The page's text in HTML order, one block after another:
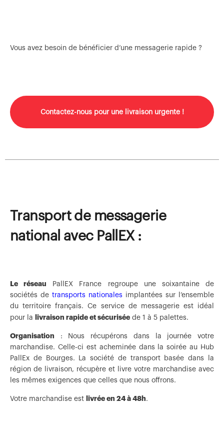
Vous avez besoin de bénéficier d’une messagerie rapide ?
Contactez-nous pour une livraison urgente !
Transport de messagerie
national avec PallEX :
Le réseau PallEX France regroupe une soixantaine de
sociétés de transports nationales implantées sur l’ensemble
du territoire français. Ce service de messagerie est idéal
pour la
livraison rapide et sécurisée de 1 à 5 palettes.
Organisation : Nous récupérons dans la journée votre
marchandise. Celle-ci est acheminée dans la soirée au Hub
PallEx de Bourges. La société de transport basée dans la
région de livraison, récupère et livre votre marchandise avec
les mêmes exigences que celles que nous offrons.
Votre marchandise est livrée en 24 à 48h.